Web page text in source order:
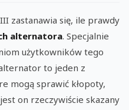
zastanawia się, ile prawdy
alternatora. Specjalnie
użytkowników tego
to jeden z
mogą sprawić kłopoty,
on rzeczywiście skazany